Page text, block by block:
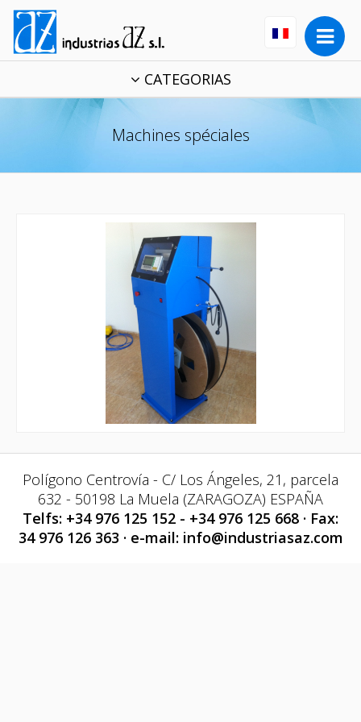
CATEGORIAS
Machines spéciales
Polígono Centrovía - C/ Los Ángeles, 21, parcela
632 - 50198 La Muela (ZARAGOZA) ESPAÑA
Telfs: +34 976 125 152 - +34 976 125 668 · Fax:
34 976 126 363 · e-mail: info@industriasaz.com